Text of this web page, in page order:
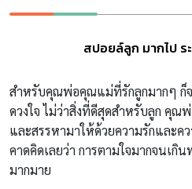
สปอยล์ลูก มากไป ร
สำหรับคุณพ่อคุณแม่ที่รักลูกมากๆ ก็
ดวงใจไม่ว่าสิ่งที่ดีสุดสำหรับลูก คุณ
และสรรหามาให้ด้วยความรักและ
คาดคิดเลยว่า การตามใจมากจนเกิ
มากมาย